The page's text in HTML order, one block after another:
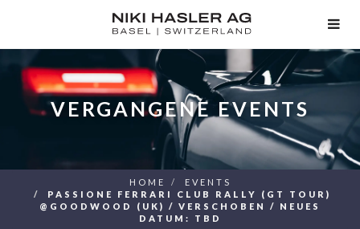
VERGANGENE EVENTS
HOME
EVENTS
PASSIONE FERRARI CLUB RALLY (GT TOUR)
@GOODWOOD (UK) / VERSCHOBEN / NEUES
DATUM: TBD